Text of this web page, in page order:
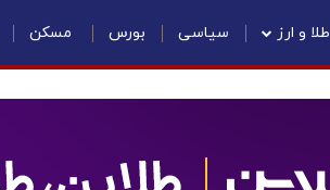
طلا و ارز سیاسی بورس مسکن